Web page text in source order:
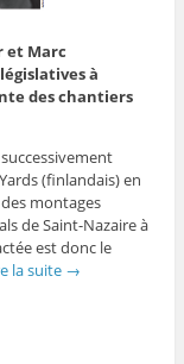
et Marc
à
des chantiers
(finlandais) en
montages
de Saint-Nazaire à
est donc le
la suite →